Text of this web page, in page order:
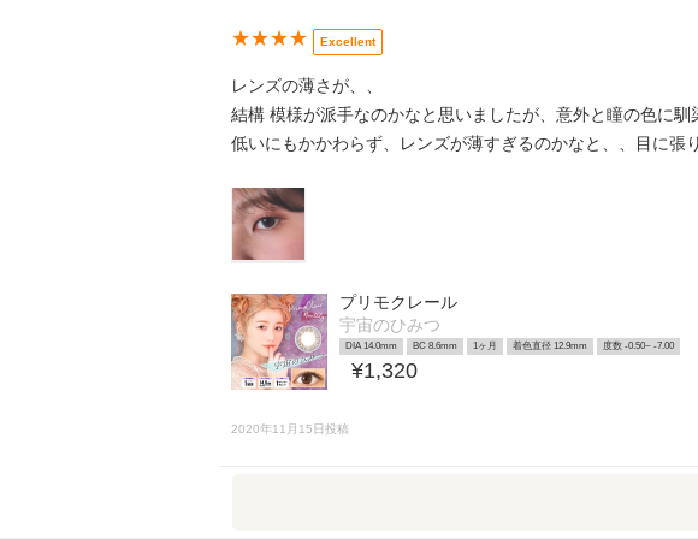
★★★★ Excellent
レンズの薄さが、、
結構 模様が派手なのかなと思いましたが、意外と瞳の色に
低いにもかかわらず、レンズが薄すぎるのかなと、、目に張
プリモクレール
宇宙のひみつ
DIA 14.0mm BC 8.6mm 1ヶ月 着色直径 12.9mm 度数 -0.50~ -7.00
¥1,320
2020年11月15日投稿